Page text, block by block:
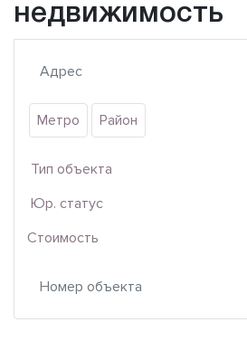
недвижимость
Метро Район
Тип объекта
Юр. статус
Стоимость